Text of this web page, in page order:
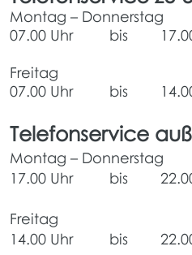
Montag –
07.00 Uhr bis 17.00
07.00 Uhr bis 14.00
Telefonservice
Montag –
17.00 Uhr bis 22.00
14.00 Uhr bis 22.00